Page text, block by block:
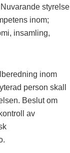
styrelse
inom;
insamling,
inom
person skall
Beslut om
av